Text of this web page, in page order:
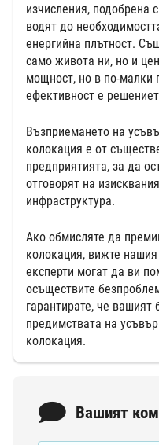
изчисления, подобрена
водят до
енергийна плътност.
само живота ни, но и
мощност, но в по-малки
ефективност е
Възприемането на
колокация е от
предприятията, за да
отговорят на
инфраструктура.
Ако обмисляте да
колокация, вижте нашия
експерти могат да ви
осъществите
гарантирате, че
предимствата на
колокация.
Вашият